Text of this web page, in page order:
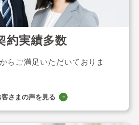
約実績多数
らご満足いただいておりま
客さまの声を見る